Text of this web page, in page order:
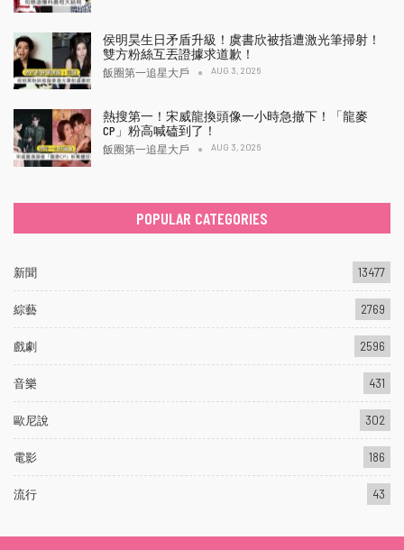
侯明昊生日矛盾升級！虞書欣被指遭激光筆掃射！
雙方粉絲互丟證據求道歉！
飯圈第一追星大戶 AUG 3, 2026
熱搜第一！宋威龍換頭像一小時急撤下！「龍麥
CP」粉高喊磕到了！
飯圈第一追星大戶 AUG 3, 2026
POPULAR CATEGORIES
新聞 13477
綜藝 2769
戲劇 2596
音樂 431
歐尼說 302
電影 186
流行 43